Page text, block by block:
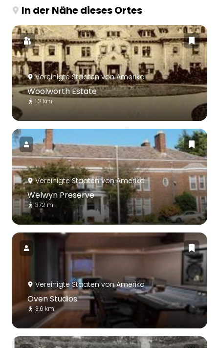
In der Nähe dieses Ortes
Vereinigte Staaten von Amerika
Woolworth Estate
1.2 km
Vereinigte Staaten von Amerika
Welwyn Preserve
372 m
Vereinigte Staaten von Amerika
Oven Studios
3.6 km